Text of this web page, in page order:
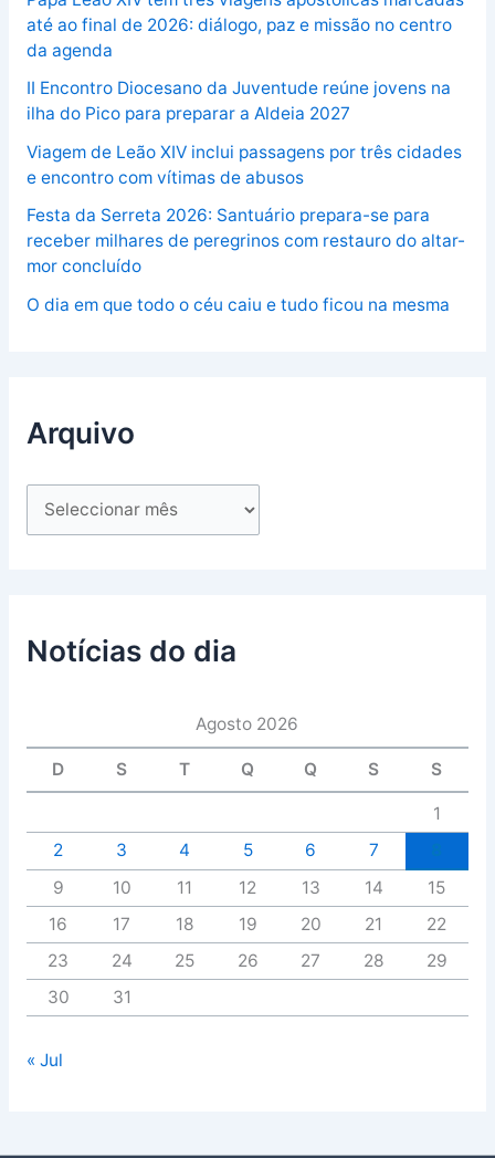
até ao final de 2026: diálogo, paz e missão no centro
da agenda
II Encontro Diocesano da Juventude reúne jovens na
ilha do Pico para preparar a Aldeia 2027
Viagem de Leão XIV inclui passagens por três cidades
e encontro com vítimas de abusos
Festa da Serreta 2026: Santuário prepara-se para
receber milhares de peregrinos com restauro do altar-
mor concluído
O dia em que todo o céu caiu e tudo ficou na mesma
Arquivo
Notícias do dia
Agosto 2026
D S T Q Q S S
1
2
3 4 5 6 7
9
10 11 12 13 14
15
16
17 18 19 20 21
22
23
24 25 26 27 28
29
30
31
« Jul